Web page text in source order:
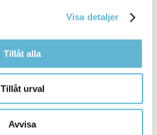
Visa detaljer
Tillåt alla
Tillåt urval
Avvisa